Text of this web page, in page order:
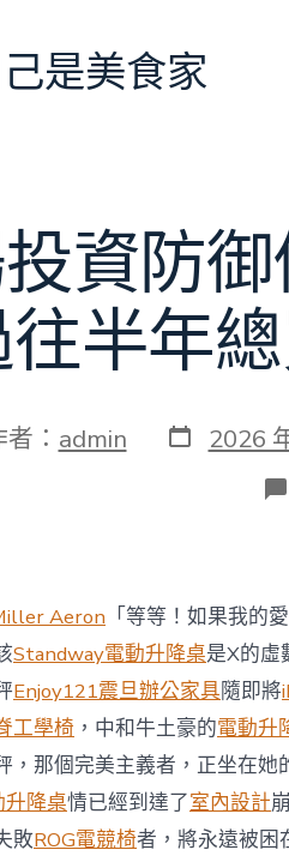
是美食家
資防
半年
： admin 發
表
2026
Aeron 「等等！如果我的
Standway電動升降桌是X的虛
Enjoy121震旦辦公家具隨即將
工學椅 ，中和牛土豪的電動升
，那個完美主義者，正坐在她
降桌情已經到達了室內設計
敗ROG電競椅者，將永遠被困